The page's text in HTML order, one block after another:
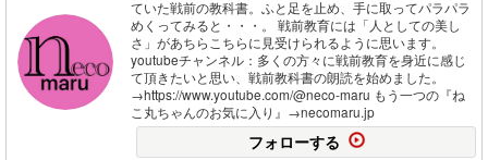
ていた戦前の教科書。ふと足を止め、手に取ってパラパラ
めくってみると・・・。 戦前教育には「人としての美し
さ」があちらこちらに見受けられるように思います。
youtubeチャンネル：多くの方々に戦前教育を身近に感じ
て頂きたいと思い、戦前教科書の朗読を始めました。
→https://www.youtube.com/@neco-maru もう一つの『ね
こ丸ちゃんのお気に入り』→necomaru.jp
フォローする